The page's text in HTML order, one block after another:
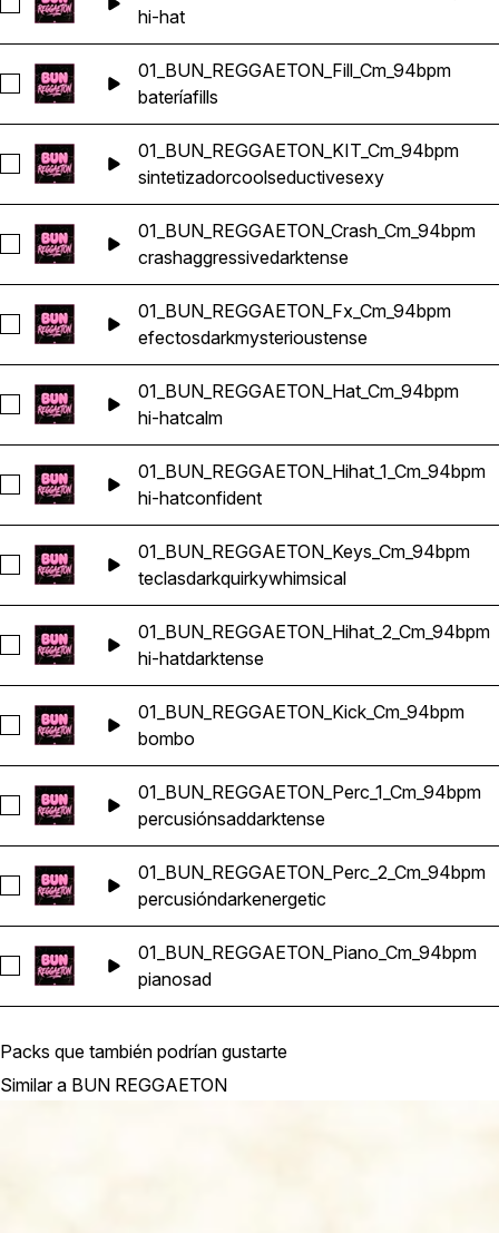
Seleccionar 04_BUN_REGGAETON_Hihat_Am_90bpm
hi-hat
Seleccionar 01_BUN_REGGAETON_Fill_Cm_94bpm
01_BUN_REGGAETON_Fill_Cm_94bpm
bateríafills
Seleccionar 01_BUN_REGGAETON_KIT_Cm_94bpm
01_BUN_REGGAETON_KIT_Cm_94bpm
sintetizadorcoolseductivesexy
Seleccionar 01_BUN_REGGAETON_Crash_Cm_94bpm
01_BUN_REGGAETON_Crash_Cm_94bpm
crashaggressivedarktense
Seleccionar 01_BUN_REGGAETON_Fx_Cm_94bpm
01_BUN_REGGAETON_Fx_Cm_94bpm
efectosdarkmysterioustense
Seleccionar 01_BUN_REGGAETON_Hat_Cm_94bpm
01_BUN_REGGAETON_Hat_Cm_94bpm
hi-hatcalm
Seleccionar 01_BUN_REGGAETON_Hihat_1_Cm_94bpm
01_BUN_REGGAETON_Hihat_1_Cm_94bpm
hi-hatconfident
Seleccionar 01_BUN_REGGAETON_Keys_Cm_94bpm
01_BUN_REGGAETON_Keys_Cm_94bpm
teclasdarkquirkywhimsical
Seleccionar 01_BUN_REGGAETON_Hihat_2_Cm_94bpm
01_BUN_REGGAETON_Hihat_2_Cm_94bpm
hi-hatdarktense
Seleccionar 01_BUN_REGGAETON_Kick_Cm_94bpm
01_BUN_REGGAETON_Kick_Cm_94bpm
bombo
Seleccionar 01_BUN_REGGAETON_Perc_1_Cm_94bpm
01_BUN_REGGAETON_Perc_1_Cm_94bpm
percusiónsaddarktense
Seleccionar 01_BUN_REGGAETON_Perc_2_Cm_94bpm
01_BUN_REGGAETON_Perc_2_Cm_94bpm
percusióndarkenergetic
Seleccionar 01_BUN_REGGAETON_Piano_Cm_94bpm
01_BUN_REGGAETON_Piano_Cm_94bpm
pianosad
Packs que también podrían gustarte
Similar a BUN REGGAETON